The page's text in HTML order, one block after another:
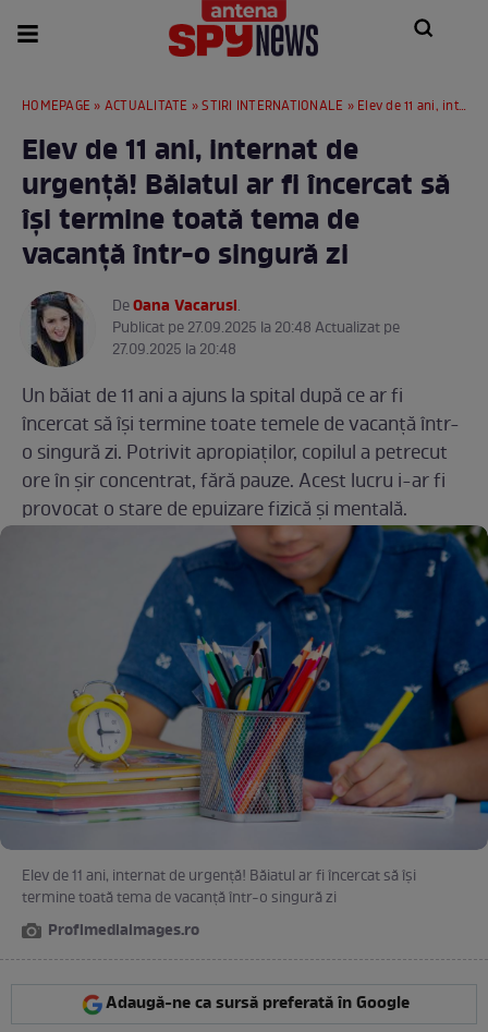
HOMEPAGE » ACTUALITATE »STIRI INTERNATIONALE » Elev de 11 ani, internat de urgență! Băiatul ar fi încercat să își termine toată tema de vacanță într-o singură zi
Elev de 11 ani, internat de
urgență! Băiatul ar fi încercat să
își termine toată tema de
vacanță într-o singură zi
DeOana Vacarusi.
Publicat pe 27.09.2025 la 20:48 Actualizat pe
27.09.2025 la 20:48
Un băiat de 11 ani a ajuns la spital după ce ar fi
încercat să își termine toate temele de vacanță într-
o singură zi. Potrivit apropiaților, copilul a petrecut
ore în șir concentrat, fără pauze. Acest lucru i-ar fi
provocat o stare de epuizare fizică și mentală.
Elev de 11 ani, internat de urgență! Băiatul ar fi încercat să își
termine toată tema de vacanță într-o singură zi
Profimediaimages.ro
Adaugă-ne ca sursă preferată în Google